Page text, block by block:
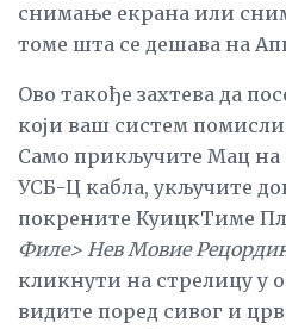
снимање екрана или
томе шта се дешава на
Ово такође захтева да
који ваш систем
Само прикључите Мац
УСБ-Ц кабла, укључите
покрените КуицкТиме
Филе> Нев Мовие
кликнути на стрелицу у
видите поред сивог и